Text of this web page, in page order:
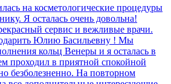
на косметологические процедуры
Я осталась очень довольна!
сервис и вежливые врачи.
Юлию Басильевну ! Мы
кольц Венеры и я осталась в
проходил в приятной спокойной
безболезненно. На повторном